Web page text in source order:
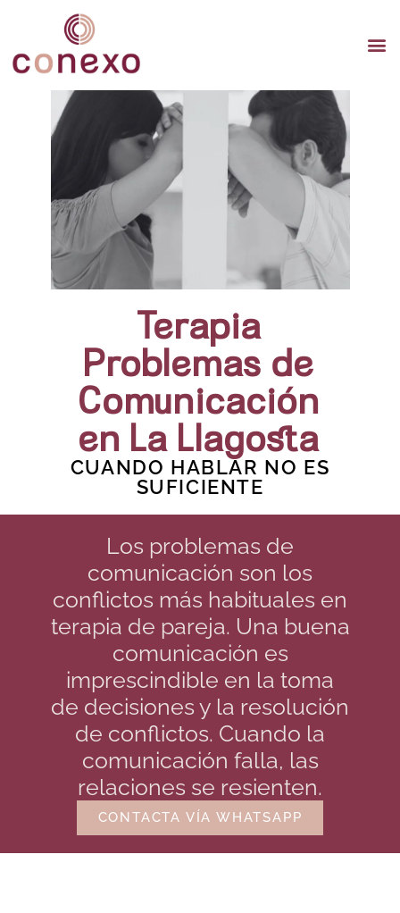
Terapia
Problemas de
Comunicación
en La Llagosta
CUANDO HABLAR NO ES
SUFICIENTE
Los problemas de
comunicación son los
conflictos más habituales en
terapia de pareja. Una buena
comunicación es
imprescindible en la toma
de decisiones y la resolución
de conflictos. Cuando la
comunicación falla, las
relaciones se resienten.
CONTACTA VÍA WHATSAPP